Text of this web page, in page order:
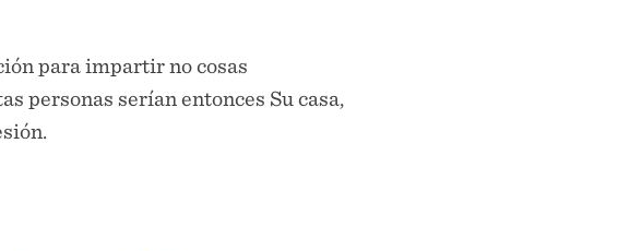
para impartir no cosas
personas serían entonces Su casa,